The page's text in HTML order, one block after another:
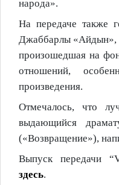
народа».
На передаче также
Джаббарлы «Айдын»,
произошедшая на
отношений,
произведения.
Отмечалось, что
выдающийся
(«Возвращение»),
Выпуск передачи
здесь.